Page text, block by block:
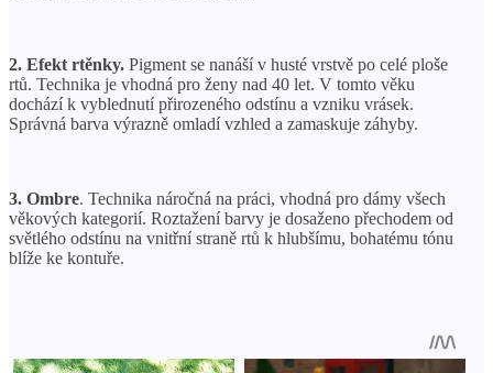
2. Efekt rtěnky. Pigment se nanáší v husté vrstvě po celé ploše
rtů. Technika je vhodná pro ženy nad 40 let. V tomto věku
dochází k vyblednutí přirozeného odstínu a vzniku vrásek.
Správná barva výrazně omladí vzhled a zamaskuje záhyby.
3. Ombre. Technika náročná na práci, vhodná pro dámy všech
věkových kategorií. Roztažení barvy je dosaženo přechodem od
světlého odstínu na vnitřní straně rtů k hlubšímu, bohatému tónu
blíže ke kontuře.